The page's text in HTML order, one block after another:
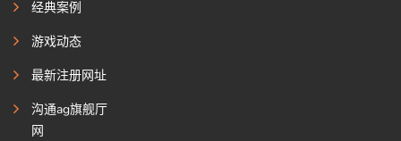
经典案例
游戏动态
最新注册网址
沟通ag旗舰厅
网